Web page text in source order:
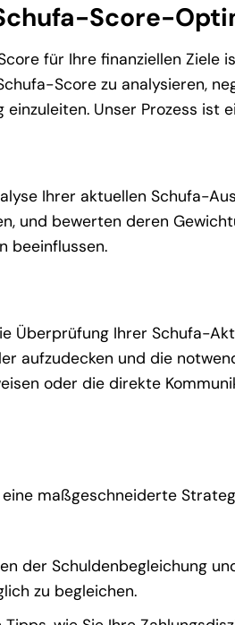
Score-
für Ihre finanziellen Ziele
Score zu analysieren,
Unser Prozess ist
Ihrer aktuellen Schufa-
und bewerten deren
beeinflussen.
Überprüfung Ihrer Schufa-
aufzudecken und die
oder die direkte
maßgeschneiderte
der Schuldenbegleichung
zu begleichen.